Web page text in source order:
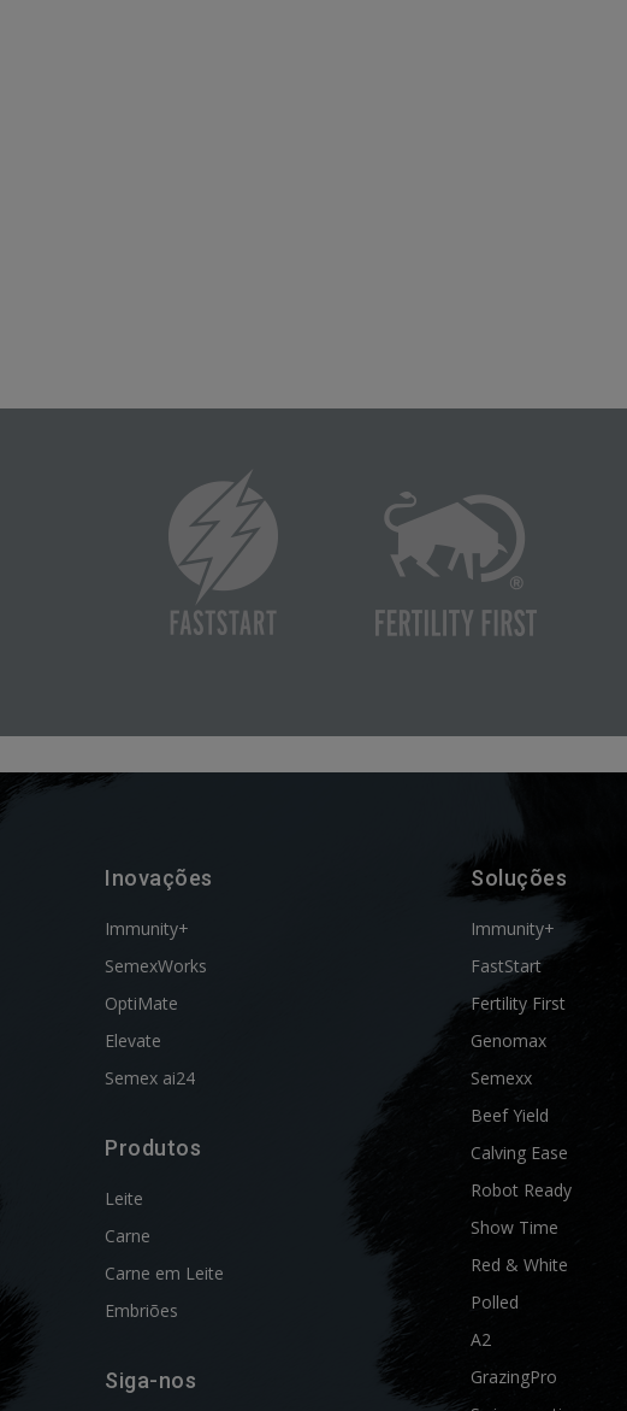
Inovações
Immunity+
SemexWorks
OptiMate
Elevate
Semex ai24
Produtos
Leite
Carne
Carne em Leite
Embriões
Siga-nos
Soluções
Immunity+
FastStart
Fertility First
Genomax
Semexx
Beef Yield
Calving Ease
Robot Ready
Show Time
Red & White
Polled
A2
GrazingPro